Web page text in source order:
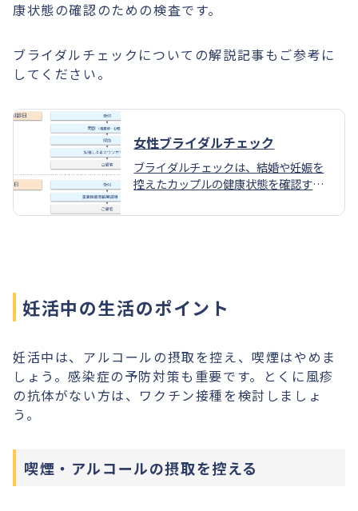
康状態の確認のための検査です。
ブライダルチェックについての解説記事もご参考に
してください。
女性ブライダルチェック
ブライダルチェックは、結婚や妊娠を
控えたカップルの健康状態を確認する
え、健康的な生活を送るための基盤を
妊活中の生活のポイント
妊活中は、アルコールの摂取を控え、喫煙はやめま
しょう。感染症の予防対策も重要です。とくに風疹
の抗体がない方は、ワクチン接種を検討しましょ
う。
喫煙・アルコールの摂取を控える